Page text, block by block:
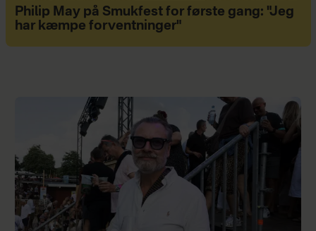
Philip May på Smukfest for første gang: "Jeg
har kæmpe forventninger"